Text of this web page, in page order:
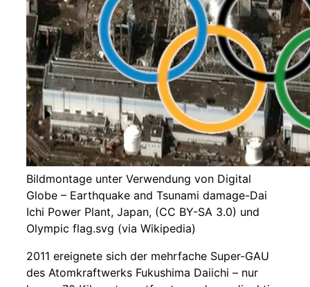
Bildmontage unter Verwendung von Digital
Globe – Earthquake and Tsunami damage-Dai
Ichi Power Plant, Japan, (CC BY-SA 3.0) und
Olympic flag.svg (via Wikipedia)
2011 ereignete sich der mehrfache Super-GAU
des Atomkraftwerks Fukushima Daiichi – nur